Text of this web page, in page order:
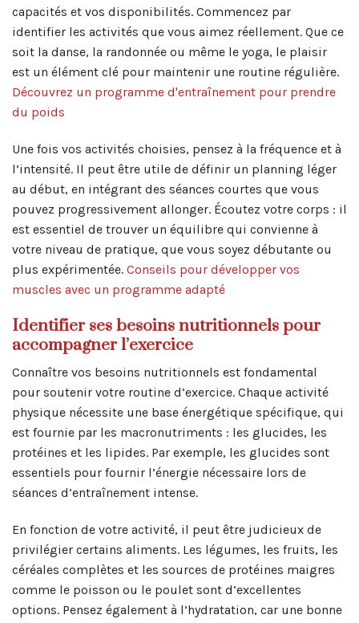
capacités et vos disponibilités. Commencez par
identifier les activités que vous aimez réellement. Que ce
soit la danse, la randonnée ou même le yoga, le plaisir
est un élément clé pour maintenir une routine régulière.
Découvrez un programme d'entraînement pour prendre
du poids
Une fois vos activités choisies, pensez à la fréquence et à
l’intensité. Il peut être utile de définir un planning léger
au début, en intégrant des séances courtes que vous
pouvez progressivement allonger. Écoutez votre corps : il
est essentiel de trouver un équilibre qui convienne à
votre niveau de pratique, que vous soyez débutante ou
plus expérimentée. Conseils pour développer vos
muscles avec un programme adapté
Identifier ses besoins nutritionnels pour
accompagner l’exercice
Connaître vos besoins nutritionnels est fondamental
pour soutenir votre routine d’exercice. Chaque activité
physique nécessite une base énergétique spécifique, qui
est fournie par les macronutriments : les glucides, les
protéines et les lipides. Par exemple, les glucides sont
essentiels pour fournir l’énergie nécessaire lors de
séances d’entraînement intense.
En fonction de votre activité, il peut être judicieux de
privilégier certains aliments. Les légumes, les fruits, les
céréales complètes et les sources de protéines maigres
comme le poisson ou le poulet sont d’excellentes
options. Pensez également à l’hydratation, car une bonne